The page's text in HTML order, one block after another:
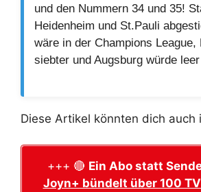
und den Nummern 34 und 35!
Heidenheim und St.Pauli
wäre in der Champions League,
siebter und Augsburg würde
Diese Artikel könnten dich auch
+++ 🔴 Ein Abo statt
Joyn+ bündelt über 100